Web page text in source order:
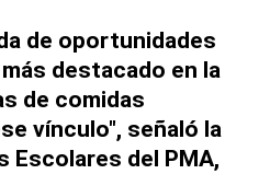
de oportunidades
destacado en la
de comidas
vínculo", señaló la
Escolares del PMA,